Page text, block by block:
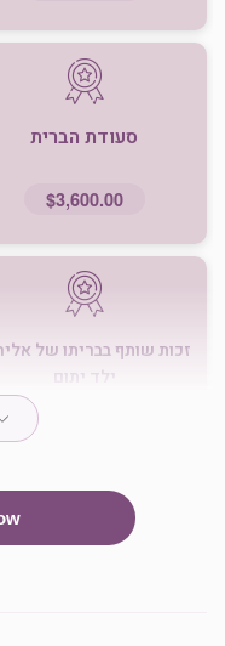
סעודת הברית
$3,600.00
זכות שותף בבריתו של
ילד יתום